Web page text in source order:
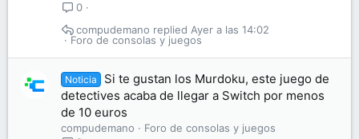
0
Foro de consolas y juegos
Ayer a las 14:02
compudemano
Noticia
Si te gustan los Murdoku, este juego de
detectives acaba de llegar a Switch por menos
de 10 euros
compudemano
Foro de consolas y juegos